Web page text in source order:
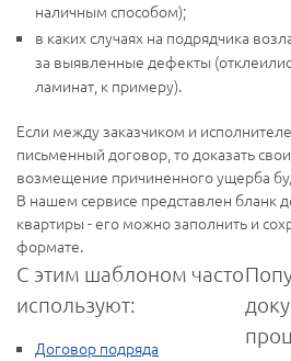
наличным способом);
в каких случаях на подрядчика
за выявленные дефекты
ламинат, к примеру).
Если между заказчиком и
письменный договор, то доказать
возмещение причиненного ущерба
В нашем сервисе представлен бланк
квартиры - его можно заполнить и
формате.
С этим шаблоном часто
используют:
Договор подряда